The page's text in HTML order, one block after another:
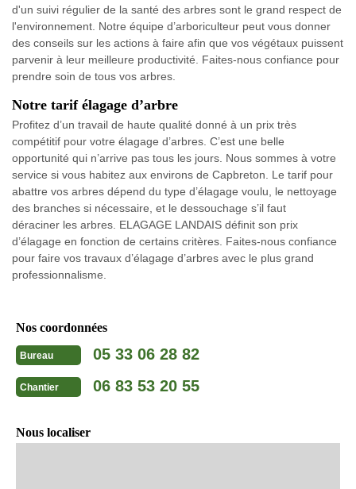
d'un suivi régulier de la santé des arbres sont le grand respect de
l'environnement. Notre équipe d’arboriculteur peut vous donner
des conseils sur les actions à faire afin que vos végétaux puissent
parvenir à leur meilleure productivité. Faites-nous confiance pour
prendre soin de tous vos arbres.
Notre tarif élagage d’arbre
Profitez d’un travail de haute qualité donné à un prix très
compétitif pour votre élagage d’arbres. C’est une belle
opportunité qui n’arrive pas tous les jours. Nous sommes à votre
service si vous habitez aux environs de Capbreton. Le tarif pour
abattre vos arbres dépend du type d’élagage voulu, le nettoyage
des branches si nécessaire, et le dessouchage s’il faut
déraciner les arbres. ELAGAGE LANDAIS définit son prix
d’élagage en fonction de certains critères. Faites-nous confiance
pour faire vos travaux d’élagage d’arbres avec le plus grand
professionnalisme.
Nos coordonnées
Bureau 05 33 06 28 82
Chantier 06 83 53 20 55
Nous localiser